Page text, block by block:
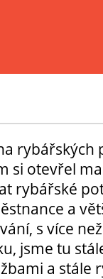
si otevřel
rybářské
a
s více
jsme tu
a stále